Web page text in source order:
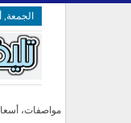
الجمعة,
مواصفات،